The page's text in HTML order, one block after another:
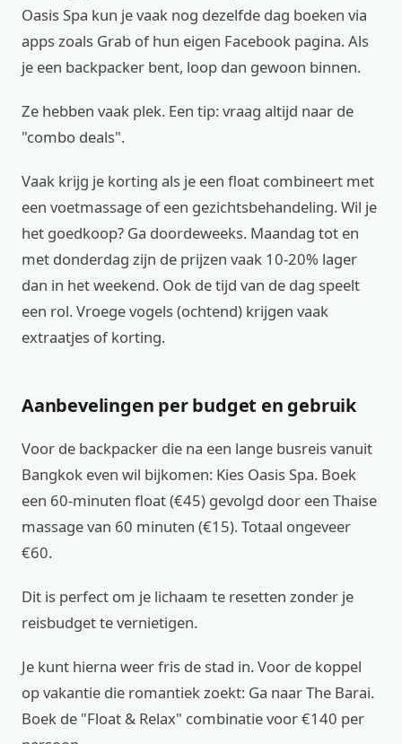
Oasis Spa kun je vaak nog dezelfde dag boeken via
apps zoals Grab of hun eigen Facebook pagina. Als
je een backpacker bent, loop dan gewoon binnen.
Ze hebben vaak plek. Een tip: vraag altijd naar de
"combo deals".
Vaak krijg je korting als je een float combineert met
een voetmassage of een gezichtsbehandeling. Wil je
het goedkoop? Ga doordeweeks. Maandag tot en
met donderdag zijn de prijzen vaak 10-20% lager
dan in het weekend. Ook de tijd van de dag speelt
een rol. Vroege vogels (ochtend) krijgen vaak
extraatjes of korting.
Aanbevelingen per budget en gebruik
Voor de backpacker die na een lange busreis vanuit
Bangkok even wil bijkomen: Kies Oasis Spa. Boek
een 60-minuten float (€45) gevolgd door een Thaise
massage van 60 minuten (€15). Totaal ongeveer
€60.
Dit is perfect om je lichaam te resetten zonder je
reisbudget te vernietigen.
Je kunt hierna weer fris de stad in. Voor de koppel
op vakantie die romantiek zoekt: Ga naar The Barai.
Boek de "Float & Relax" combinatie voor €140 per